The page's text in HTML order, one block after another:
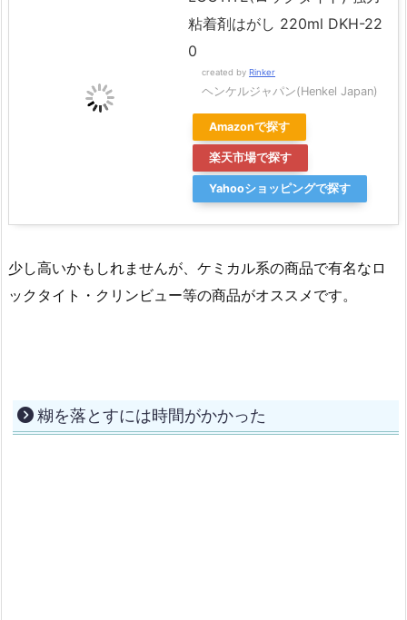
粘着剤はがし 220ml DKH-22
0
created by Rinker
ヘンケルジャパン(Henkel Japan)
Amazonで探す
楽天市場で探す
Yahooショッピングで探す
少し高いかもしれませんが、ケミカル系の商品で有名なロ
ックタイト・クリンビュー等の商品がオススメです。
糊を落とすには時間がかかった